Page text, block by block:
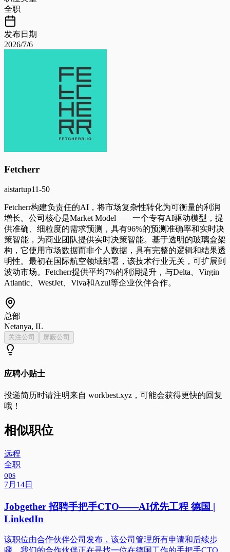
全职
发布日期
2026/7/6
Fetcherr
aistartup11-50
Fetcherr构建负责任的AI，将市场复杂性转化为可衡量的利润
增长。公司核心是Market Model——一个专有AI驱动模型，提
供准确、细粒度的需求预测，具有96%的预测准确率和实时决
策智能，为商业团队提供实时决策智能。基于透明的玻璃盒架
构，它使用市场数据而非个人数据，具有完整的逻辑和结果透
明性。最初在国际航空领域部署，该技术行业无关，可扩展到
波动市场。Fetcherr提供平均7%的利润提升，与Delta、Virgin
Atlantic、WestJet、Viva和Azul等企业伙伴合作。
总部
Netanya, IL
关注公司 屏蔽公司
应聘小贴士
投递简历时请注明来自 workbest.xyz ，可能会获得更快的回复
哦！
相似职位
远程
全职
ops
7月14日
Jobgether 招聘手把手CTO——AI优先工程 德国 |
LinkedIn
该职位由合作伙伴公司发布，该公司管理所有申请和后续步
骤。我们的合作伙伴正在寻找一位在德国工作的手把手CTO